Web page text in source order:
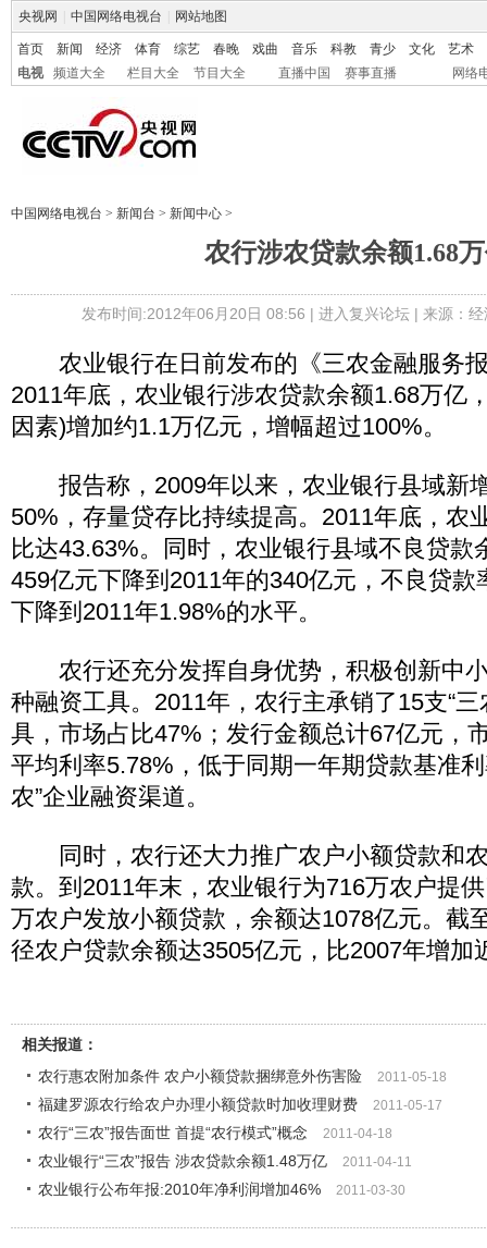
央视网 中国网络电视台 网站地图
首页 新闻 经济 体育 综艺 春晚 戏曲 音乐 科教 青少 文化
艺术
电视
频道大全 栏目大全 节目大全 直播中国 赛事直播 网络
中国网络电视台 > 新闻台 > 新闻中心 >
农行涉农贷款余额1.68
发布时间:2012年06月20日 08:56 | 进入复兴论坛| 来源：
农业银行在日前发布的《三农金融服务
2011年底，农业银行涉农贷款余额1.68万亿
因素)增加约1.1万亿元，增幅超过100%。
报告称，2009年以来，农业银行县域新
50%，存量贷存比持续提高。2011年底，农
比达43.63%。同时，农业银行县域不良贷款
459亿元下降到2011年的340亿元，不良贷款
下降到2011年1.98%的水平。
农行还充分发挥自身优势，积极创新中
种融资工具。2011年，农行主承销了15支“三
具，市场占比47%；发行金额总计67亿元，
平均利率5.78%，低于同期一年期贷款基准
农”企业融资渠道。
同时，农行还大力推广农户小额贷款和
款。到2011年末，农业银行为716万农户提
万农户发放小额贷款，余额达1078亿元。截
径农户贷款余额达3505亿元，比2007年增加
相关报道：
农行惠农附加条件 农户小额贷款捆绑意外伤害险
2011-05-18
福建罗源农行给农户办理小额贷款时加收理财费 2011-05-17
农行“三农”报告面世 首提“农行模式”概念 2011-04-18
农业银行“三农”报告 涉农贷款余额1.48万亿 2011-04-11
农业银行公布年报:2010年净利润增加46% 2011-03-30